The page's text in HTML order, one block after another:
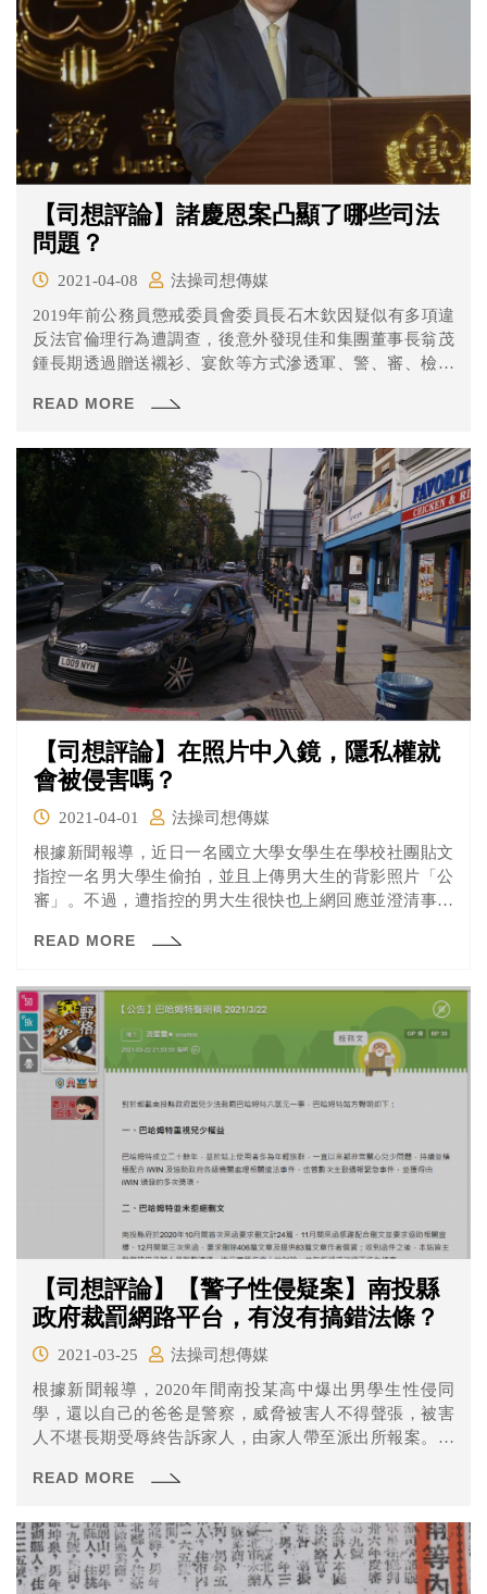
【司想評論】諸慶恩案凸顯了哪些司法
問題？
2021-04-08
法操司想傳媒
2019年前公務員懲戒委員會委員長石木欽因疑似有多項違
反法官倫理行為遭調查，後意外發現佳和集團董事長翁茂
鍾長期透過贈送襯衫、宴飲等方式滲透軍、警、審、檢、
眾多且遍及各機關高層，重創我國司法與政府形象。
READ MORE
【司想評論】在照片中入鏡，隱私權就
會被侵害嗎？
2021-04-01
法操司想傳媒
根據新聞報導，近日一名國立大學女學生在學校社團貼文
指控一名男大學生偷拍，並且上傳男大生的背影照片「公
審」。不過，遭指控的男大生很快也上網回應並澄清事情
清楚時還被誤會成在「檢視戰利品」，非常無奈。之後女
砲轟，造指控的男大生也提告「妨害名譽」。在馬路上被
別人拍照，肖像權或隱私權就會受到侵害嗎？如果覺得被
拍照很不舒服可以算性騷擾嗎？
READ MORE
【司想評論】【警子性侵疑案】南投縣
政府裁罰網路平台，有沒有搞錯法條？
2021-03-25
法操司想傳媒
根據新聞報導，2020年間南投某高中爆出男學生性侵同
學，還以自己的爸爸是警察，威脅被害人不得聲張，被害
人不堪長期受辱終告訴家人，由家人帶至派出所報案。後
害人與其父，南投縣草屯分局在官方臉書粉絲團發文表示
人的質疑；另外南投縣政府則多次行文要求巴哈姆特論
壇、Dcard、PTT等平台刪除揭露未成年加害人相關個資的
文章，雖然該些平台已刪除部分文章，但南投縣政府認為
READ MORE